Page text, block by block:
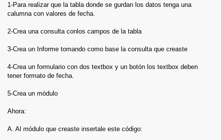
1-Para realizar que la tabla donde se gurdan los datos tenga una
calumna con valores de fecha.
2-Crea una consulta conlos campos de la tabla
3-Crea un Informe tomando como base la consulta que creaste
4-Crea un formulario con dos textbox y un botón los textbox deben
tener formato de fecha.
5-Crea un módulo
Ahora:
A. Al módulo que creaste insertale este código:
PONER VALORES DEL ELEMENTO ACTIVO DEL LISBOX
EN TEXTBOX
En este ejemplO tenemos una tabla a la que llamamos
(Catalogo) y tiene dos columnas (codigo y nombre), un
formulario con tres controles:
LisBox1 (Le ponemos como nombre Lista1 y tiene las
columnas cod y nom de la tabla Catalogo)
TexBox1 (Le ponemos como nombre codigo)
Texbox2 (Le ponemos como nombre nombre)